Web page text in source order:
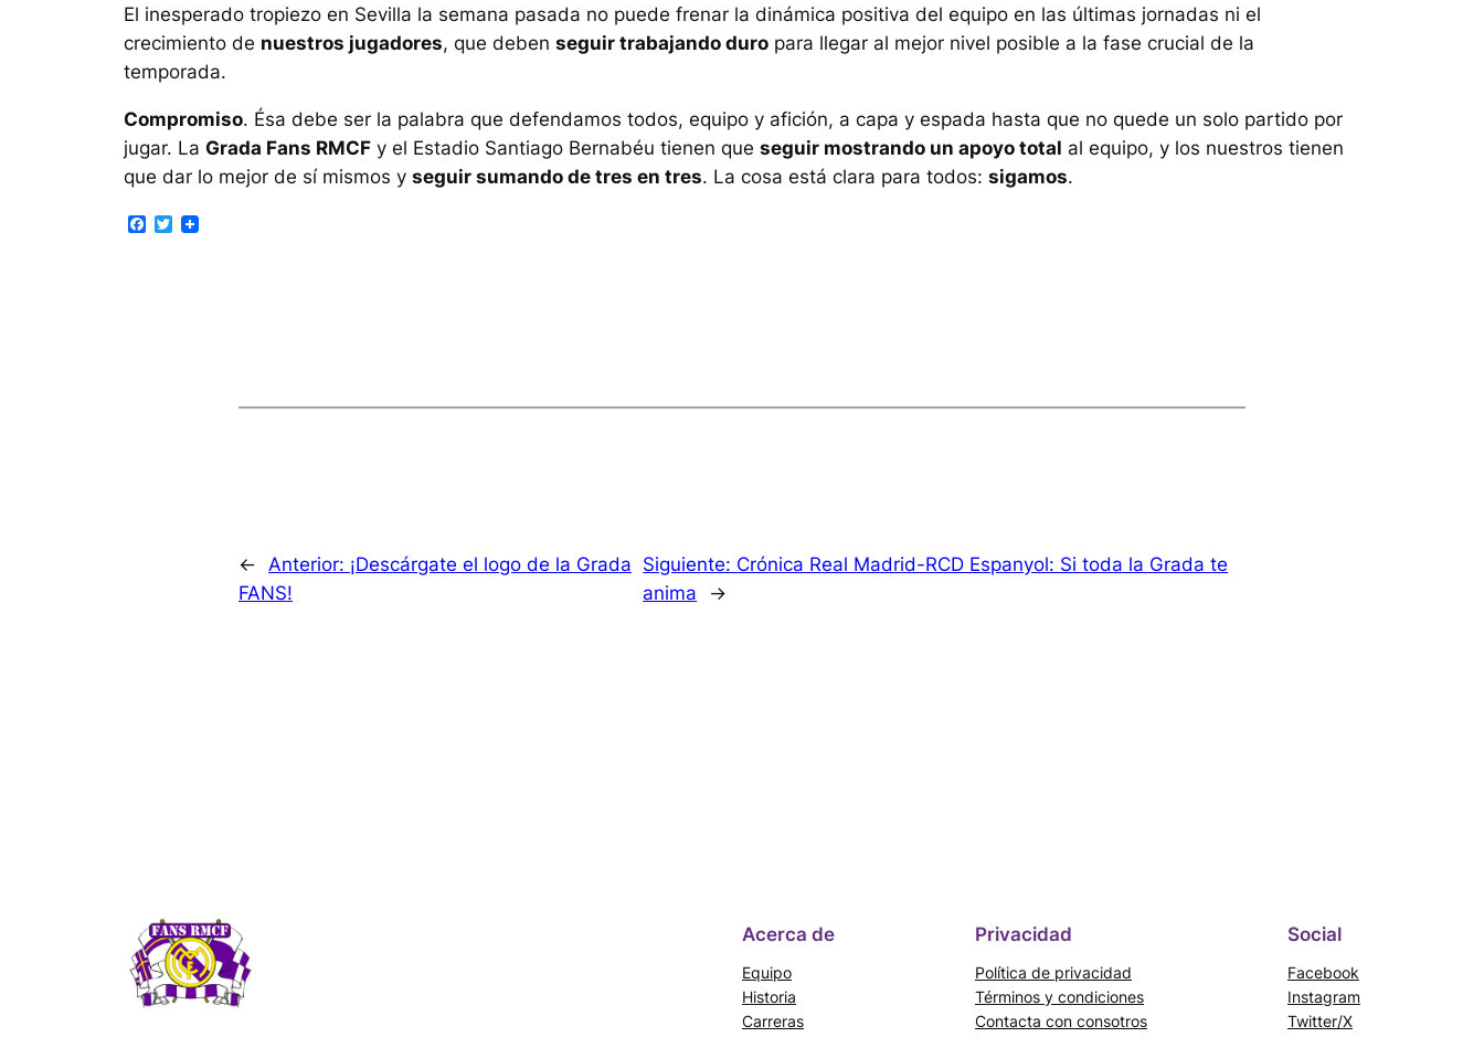
El inesperado tropiezo en Sevilla la semana pasada no puede frenar la dinámica positiva del equipo en las últimas jornadas ni el
crecimiento de nuestros jugadores, que deben seguir trabajando duro para llegar al mejor nivel posible a la fase crucial de la
temporada.
Compromiso. Ésa debe ser la palabra que defendamos todos, equipo y afición, a capa y espada hasta que no quede un solo partido por
jugar. La Grada Fans RMCF y el Estadio Santiago Bernabéu tienen que seguir mostrando un apoyo total al equipo, y los nuestros tienen
que dar lo mejor de sí mismos y seguir sumando de tres en tres. La cosa está clara para todos: sigamos.
Facebook
Twitter
← Anterior: ¡Descárgate el logo de la Grada
FANS!
Siguiente: Crónica Real Madrid-RCD Espanyol: Si toda la Grada te
anima
→
Acerca de
Equipo
Historia
Carreras
Privacidad
Política de privacidad
Términos y condiciones
Contacta con consotros
Social
Facebook
Instagram
Twitter/X